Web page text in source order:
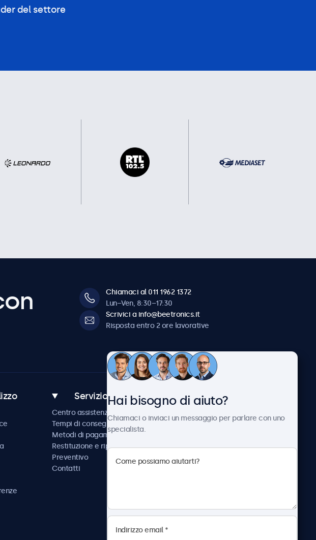
del settore
Chiamaci al 011 1962 1372
Lun–Ven, 8:30–17:30
Scrivici a info@beetronics.it
Risposta entro 2 ore lavorative
Servizio Clienti
Centro assistenza
Tempi di consegna
Metodi di pagamento
Restituzione e riparazione
Preventivo
Contatti
Chi siamo
Notizie e aggiornamenti
Beetronics
Lavora con noi
Hai bisogno di aiuto?
Chiamaci o inviaci un messaggio per parlare con uno
specialista.